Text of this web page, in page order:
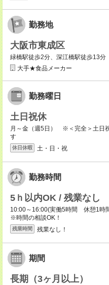
勤務地
大阪市東成区
緑橋駅徒歩2分、深江橋駅徒歩13分
大手★食品メーカー
勤務曜日
土日祝休
月～金（週5日） ※＜完全＞土日
す
休日休暇 土・日・祝
勤務時間
5ｈ以内OK / 残業なし
10:00～16:00(実働5時間 休憩1時
※時間の相談OK！
残業時間 残業なし！
期間
長期（3ヶ月以上）